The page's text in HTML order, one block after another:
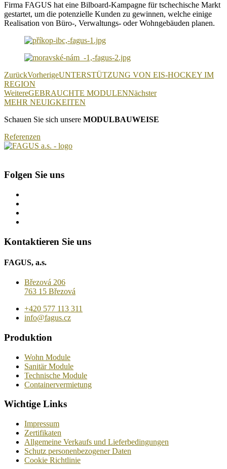
Firma FAGUS hat eine Bilboard-Kampagne für tschechische Markt
gestartet, um die potenzielle Kunden zu gewinnen, welche einige
Realisation von Büro-, Verwaltungs- oder Wohngebäuden planen.
ZurückVorherigeUNTERSTÜTZUNG VON EIS-HOCKEY IM
REGION
WeitereGEBRAUCHTE MODULENNächster
MEHR NEUIGKEITEN
Schauen Sie sich unsere MODULBAUWEISE
Referenzen
Folgen Sie uns
Kontaktieren Sie uns
FAGUS, a.s.
Březová 206
763 15 Březová
+420 577 113 311
info@fagus.cz
Produktion
Wohn Module
Sanitär Module
Technische Module
Containervermietung
Wichtige Links
Impressum
Zertifikaten
Allgemeine Verkaufs und Lieferbedingungen
Schutz personenbezogener Daten
Cookie Richtlinie